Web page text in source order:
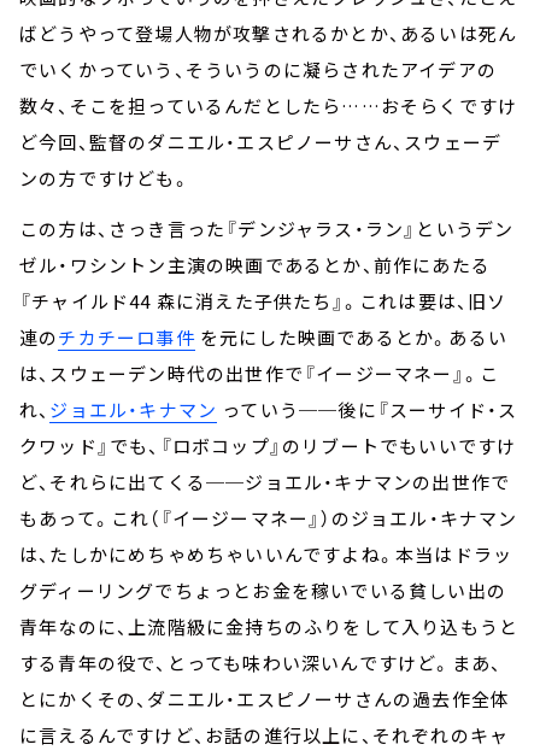
ばどうやって登場人物が攻撃されるかとか、あるいは死ん
でいくかっていう、そういうのに凝らされたアイデアの
数々、そこを担っているんだとしたら……おそらくですけ
ど今回、監督のダニエル・エスピノーサさん、スウェーデ
ンの方ですけども。
この方は、さっき言った『デンジャラス・ラン』というデン
ゼル・ワシントン主演の映画であるとか、前作にあたる
『チャイルド44 森に消えた子供たち』。これは要は、旧ソ
連のチカチーロ事件 を元にした映画であるとか。あるい
は、スウェーデン時代の出世作で『イージーマネー』。こ
れ、 ジョエル・キナマン っていう──後に『スーサイド・ス
クワッド』でも、『ロボコップ』のリブートでもいいですけ
ど、それらに出てくる──ジョエル・キナマンの出世作で
もあって。これ（『イージーマネー』）のジョエル・キナマン
は、たしかにめちゃめちゃいいんですよね。本当はドラッ
グディーリングでちょっとお金を稼いでいる貧しい出の
青年なのに、上流階級に金持ちのふりをして入り込もうと
する青年の役で、とっても味わい深いんですけど。まあ、
とにかくその、ダニエル・エスピノーサさんの過去作全体
に言えるんですけど、お話の進行以上に、それぞれのキャ